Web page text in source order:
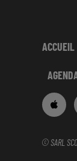
ACCUEIL
© SARL